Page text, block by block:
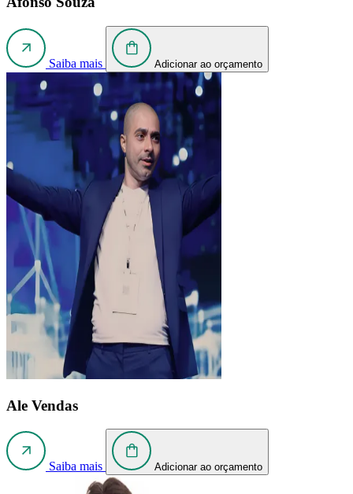
Saiba mais Adicionar ao orçamento
Ale Vendas
Saiba mais Adicionar ao orçamento